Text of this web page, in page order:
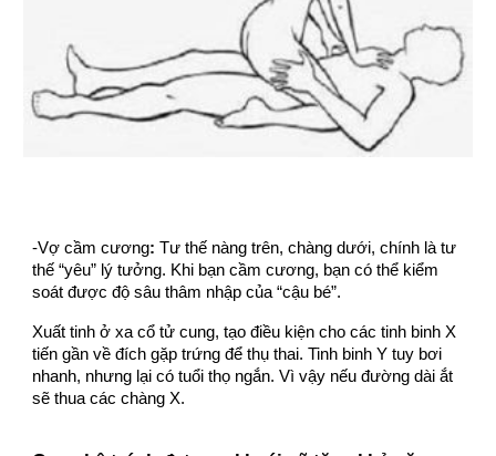
-Vợ cầm cương:Tư thế nàng trên, chàng dưới, chính là tư
thế “yêu” lý tưởng. Khi bạn cầm cương, bạn có thể kiểm
soát được độ sâu thâm nhập của “cậu bé”.
Xuất tinh ở xa cổ tử cung, tạo điều kiện cho các tinh binh X
tiến gần về đích gặp trứng để thụ thai. Tinh binh Y tuy bơi
nhanh, nhưng lại có tuổi thọ ngắn. Vì vậy nếu đường dài ắt
sẽ thua các chàng X.